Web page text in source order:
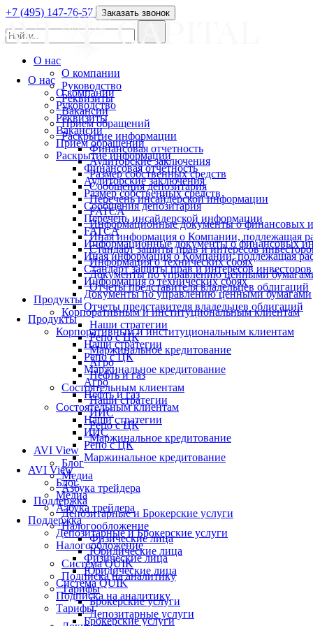
О нас
О компании
Руководство
Реквизиты
Вакансии
Прием обращений
Раскрытие информации
Финансовая отчетность
Аудиторские заключения
Размер собственных средств
Сообщения депозитария
Перечень инсайдерской информации
FATCA
Информационные документы о финансовых
Иная информация о Компании, подлежащая
Стандарт защиты прав и интересов инвесторов
Информация о технических сбоях
Документы по управлению ценными бумагами
Отчеты представителя владельцев облигаций
Продукты
Корпоративным и институциональным клиентам
Наши стратегии
Репо с ЦК
Маржинальное кредитование
Агро
Нефть и газ
Состоятельным клиентам
Наши стратегии
ИИС
Репо с ЦК
Маржинальное кредитование
AVI View
Блог
Медиа
Азбука трейдера
Поддержка
Депозитарные и Брокерские услуги
Налогообложение
Физические лица
Юридические лица
Система QUIK
Подписка на аналитику
Тарифы
Брокерские услуги
+7 (495) 147-76-57 Заказать звонок
О нас
О компании
Руководство
Реквизиты
Вакансии
Прием обращений
Раскрытие информации
Финансовая отчетность
Аудиторские заключения
Размер собственных средств
Сообщения депозитария
Перечень инсайдерской информации
FATCA
Информационные документы о финансовых
Иная информация о Компании, подлежащая
Стандарт защиты прав и интересов
Информация о технических сбоях
Документы по управлению ценными
Отчеты представителя владельцев облигаций
Продукты
Корпоративным и институциональным клиентам
Наши стратегии
Репо с ЦК
Маржинальное кредитование
Агро
Нефть и газ
Состоятельным клиентам
Наши стратегии
ИИС
Репо с ЦК
Маржинальное кредитование
AVI View
Блог
Медиа
Азбука трейдера
Поддержка
Депозитарные и Брокерские услуги
Налогообложение
Физические лица
Юридические лица
Система QUIK
Подписка на аналитику
Тарифы
Брокерские услуги
Депозитарные услуги